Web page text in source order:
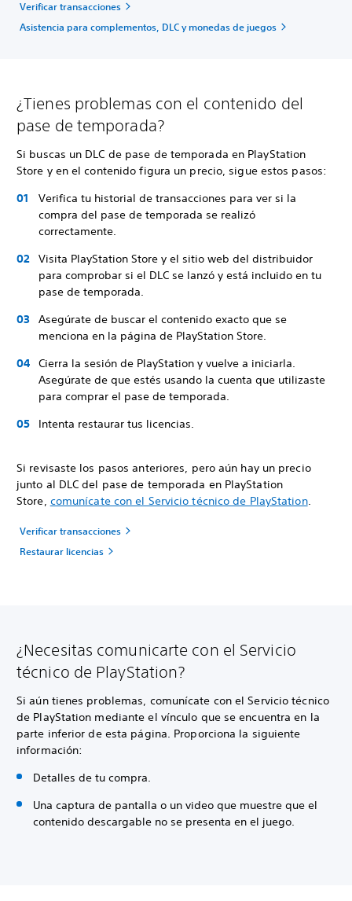
Verificar transacciones
Asistencia para complementos, DLC y monedas de juegos
¿Tienes problemas con el contenido del
pase de temporada?
Si buscas un DLC de pase de temporada en PlayStation
Store y en el contenido figura un precio, sigue estos pasos:
Verifica tu historial de transacciones para ver si la
compra del pase de temporada se realizó
correctamente.
Visita PlayStation Store y el sitio web del distribuidor
para comprobar si el DLC se lanzó y está incluido en tu
pase de temporada.
Asegúrate de buscar el contenido exacto que se
menciona en la página de PlayStation Store.
Cierra la sesión de PlayStation y vuelve a iniciarla.
Asegúrate de que estés usando la cuenta que utilizaste
para comprar el pase de temporada.
Intenta restaurar tus licencias.
Si revisaste los pasos anteriores, pero aún hay un precio
junto al DLC del pase de temporada en PlayStation
Store, comunícate con el Servicio técnico de PlayStation.
Verificar transacciones
Restaurar licencias
¿Necesitas comunicarte con el Servicio
técnico de PlayStation?
Si aún tienes problemas, comunícate con el Servicio técnico
de PlayStation mediante el vínculo que se encuentra en la
parte inferior de esta página. Proporciona la siguiente
información:
Detalles de tu compra.
Una captura de pantalla o un video que muestre que el
contenido descargable no se presenta en el juego.